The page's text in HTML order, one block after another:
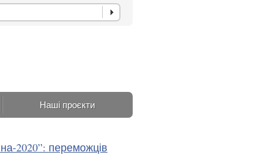
Наші проєкти
2020”: переможців